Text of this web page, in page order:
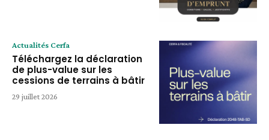
Actualités Cerfa
Téléchargez la déclaration
de plus-value sur les
cessions de terrains à bâtir
29 juillet 2026